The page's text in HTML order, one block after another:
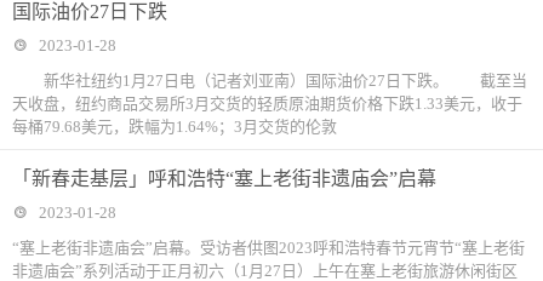
国际油价27日下跌
2023-01-28
新华社纽约1月27日电（记者刘亚南）国际油价27日下跌。 截至当
天收盘，纽约商品交易所3月交货的轻质原油期货价格下跌1.33美元，收于
每桶79.68美元，跌幅为1.64%；3月交货的伦敦
「新春走基层」呼和浩特“塞上老街非遗庙会”启幕
2023-01-28
“塞上老街非遗庙会”启幕。受访者供图2023呼和浩特春节元宵节“塞上老街
非遗庙会”系列活动于正月初六（1月27日）上午在塞上老街旅游休闲街区